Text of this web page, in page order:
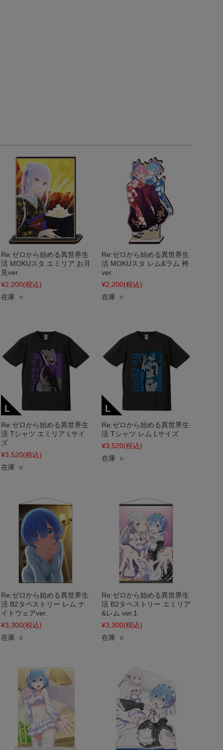
Re:ゼロから始める異世界生
活 MOKUスタ エミリア お月
見ver.
¥2,200(税込)
在庫 ○
Re:ゼロから始める異世界生
活 MOKUスタ レム&ラム 袴
ver.
¥2,200(税込)
在庫 ○
Re:ゼロから始める異世界生
活 Tシャツ エミリア Lサイ
ズ
¥3,520(税込)
在庫 ○
Re:ゼロから始める異世界生
活 Tシャツ レム Lサイズ
¥3,520(税込)
在庫 ○
Re:ゼロから始める異世界生
活 B2タペストリー レム ナ
イトウェアver.
¥3,300(税込)
在庫 ○
Re:ゼロから始める異世界生
活 B2タペストリー エミリア
&レム ver.1
¥3,300(税込)
在庫 ○